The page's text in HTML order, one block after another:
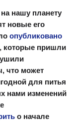
нашу планету
новые его
опубликовано
которые пришли
что может
для питья
нами изменений
о начале